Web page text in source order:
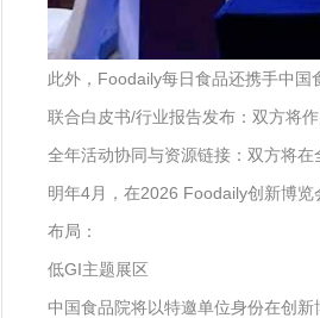
此外，Foodaily每日食品还携手中国
联合白皮书/行业报告发布：双方将
全年活动协同与资源链接：双方将
明年4月，在2026 Foodaily创新博
布局：
低GI主题展区
中国食品院将以特邀单位身份在创